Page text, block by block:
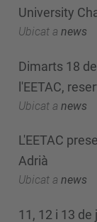
University
Ubicat a news
Dimarts 18
l'EETAC,
Ubicat a news
L'EETAC
Adrià
Ubicat a news
11, 12 i 13 de